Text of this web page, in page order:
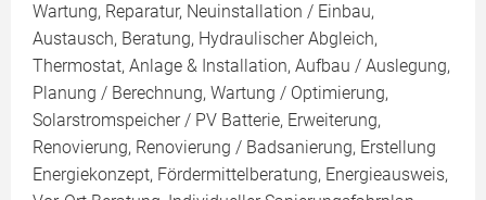
Wartung, Reparatur, Neuinstallation / Einbau,
Austausch, Beratung, Hydraulischer Abgleich,
Thermostat, Anlage & Installation, Aufbau / Auslegung,
Planung / Berechnung, Wartung / Optimierung,
Solarstromspeicher / PV Batterie, Erweiterung,
Renovierung, Renovierung / Badsanierung, Erstellung
Energiekonzept, Fördermittelberatung, Energieausweis,